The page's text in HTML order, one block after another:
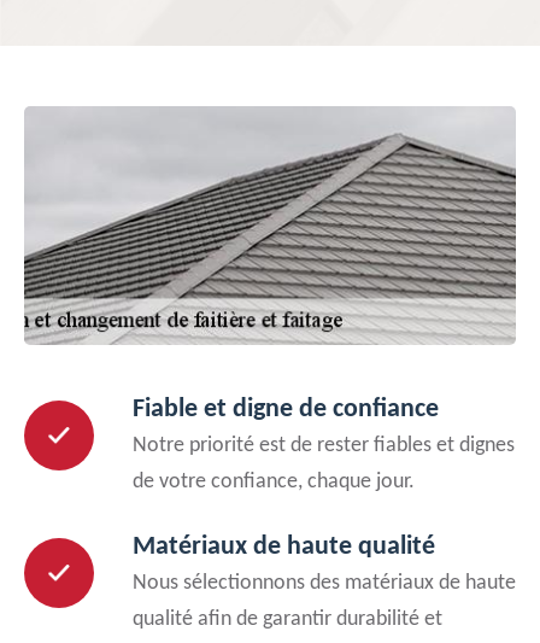
Fiable et digne de confiance
Notre priorité est de rester fiables et dignes
de votre confiance, chaque jour.
Matériaux de haute qualité
Nous sélectionnons des matériaux de haute
qualité afin de garantir durabilité et